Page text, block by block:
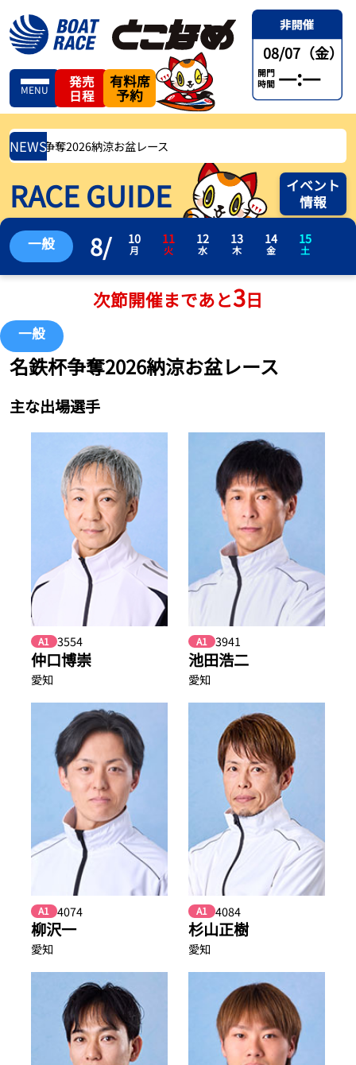
MENU
発売
日程
有料席
予約
08/07（金）
開門
時間 —:—
NEWS
争奪2026納涼お盆レース
RACE GUIDE
イベント
情報
一般 8/ 10
月
11
火
12
水
13
木
14
金
15
土
次節開催まであと3日
一般
名鉄杯争奪2026納涼お盆レース
主な出場選手
A1 3554
仲口博崇
愛知
A1 3941
池田浩二
愛知
A1 4074
柳沢一
愛知
A1 4084
杉山正樹
愛知